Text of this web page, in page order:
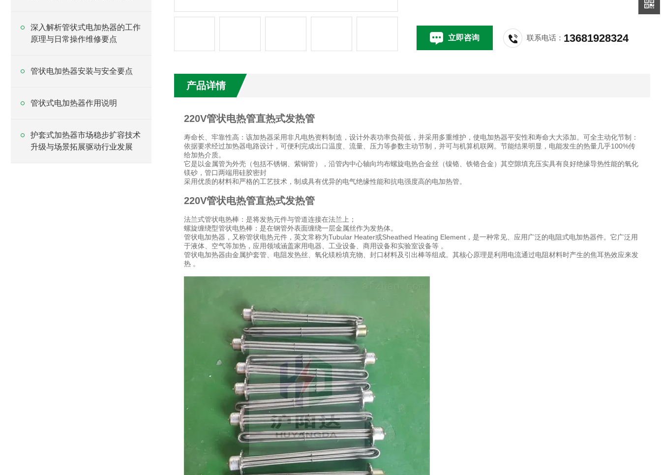
深入解析管状式电加热器的工作
原理与日常操作维修要点
管状电加热器安装与安全要点
管状式电加热器作用说明
护套式加热器市场稳步扩容技术
升级与场景拓展驱动行业发展
立即咨询 联系电话： 13681928324
产品详情
220V管状电热管直热式发热管
寿命长、牢靠性高：该加热器采用非凡电热资料制造，设计外表功率负荷低，并采用多重维护，使电加热器平安性和寿命大大添加。可全主动化节制：
依据要求经过加热器电路设计，可便利完成出口温度、流量、压力等参数主动节制，并可与机算机联网。节能结果明显，电能发生的热量几乎100%传
给加热介质。
它是以金属管为外壳（包括不锈钢、紫铜管），沿管内中心轴向均布螺旋电热合金丝（镍铬、铁铬合金）其空隙填充压实具有良好绝缘导热性能的氧化
镁砂，管口两端用硅胶密封
采用优质的材料和严格的工艺技术，制成具有优异的电气绝缘性能和抗电强度高的电加热管。
220V管状电热管直热式发热管
法兰式管状电热棒：是将发热元件与管道连接在法兰上；
螺旋缠绕型管状电热棒：是在钢管外表面缠绕一层金属丝作为发热体。
管状电加热器，又称管状电热元件，英文常称为Tubular Heater或Sheathed Heating Element，是一种常见、应用广泛的电阻式电加热器件。它广泛用
于液体、空气等加热，应用领域涵盖家用电器、工业设备、商用设备和实验室设备等 。
管状电加热器由金属护套管、电阻发热丝、氧化镁粉填充物、封口材料及引出棒等组成。其核心原理是利用电流通过电阻材料时产生的焦耳热效应来发
热 。